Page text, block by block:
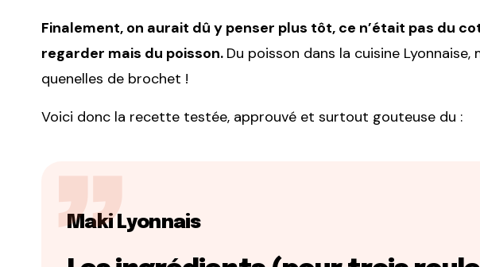
Finalement, on aurait dû y penser plus tôt, ce n’était pas du
regarder mais du poisson. Du poisson dans la cuisine Lyonnaise,
quenelles de brochet !
Voici donc la recette testée, approuvé et surtout gouteuse du :
Maki Lyonnais